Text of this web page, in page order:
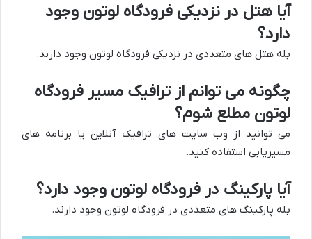
آیا هتل در نزدیکی فرودگاه لوتون وجود
دارد؟
بله هتل های متعددی در نزدیکی فرودگاه لوتون وجود دارند.
چگونه می توانم از ترافیک مسیر فرودگاه
لوتون مطلع شوم؟
می توانید از وب سایت های ترافیک آنلاین یا برنامه های
مسیریابی استفاده کنید.
آیا پارکینگ در فرودگاه لوتون وجود دارد؟
بله پارکینگ های متعددی در فرودگاه لوتون وجود دارند.